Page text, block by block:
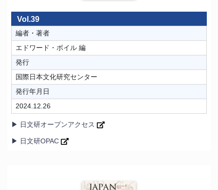
Vol.39
編者・著者
エドワード・ボイル 編
発行
国際日本文化研究センター
発行年月日
2024.12.26
▶ 日文研オープンアクセス
▶ 日文研OPAC